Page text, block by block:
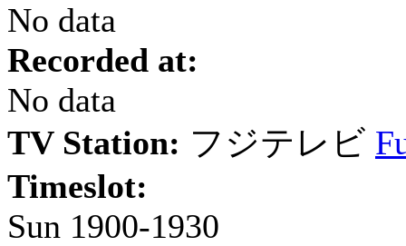
No data
Recorded at:
No data
TV Station: フジテレビ
Timeslot:
Sun 1900-1930